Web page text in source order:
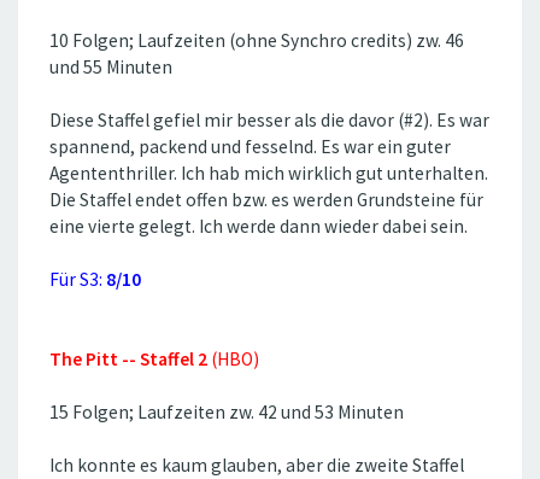
10 Folgen; Laufzeiten (ohne Synchro credits) zw. 46
und 55 Minuten
Diese Staffel gefiel mir besser als die davor (#2). Es war
spannend, packend und fesselnd. Es war ein guter
Agententhriller. Ich hab mich wirklich gut unterhalten.
Die Staffel endet offen bzw. es werden Grundsteine für
eine vierte gelegt. Ich werde dann wieder dabei sein.
Für S3: 8/10
The Pitt -- Staffel 2 (HBO)
15 Folgen; Laufzeiten zw. 42 und 53 Minuten
Ich konnte es kaum glauben, aber die zweite Staffel